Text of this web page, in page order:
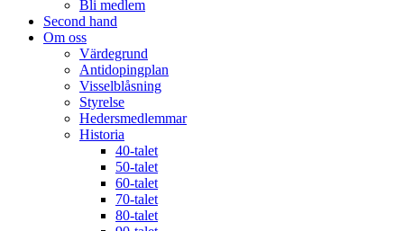
Bli medlem
Second hand
Om oss
Värdegrund
Antidopingplan
Visselblåsning
Styrelse
Hedersmedlemmar
Historia
40-talet
50-talet
60-talet
70-talet
80-talet